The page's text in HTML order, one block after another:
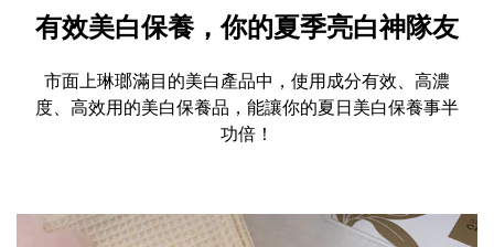
有效美白保養，你的夏季亮白神隊友
市面上琳瑯滿目的美白產品中，使用成分有效、高濃
度、高效用的美白保養品，能讓你的夏日美白保養事半
功倍！